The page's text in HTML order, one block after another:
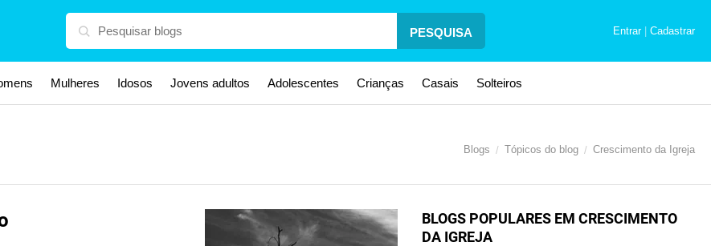
PESQUISA Entrar | Cadastrar
Mulheres Idosos Jovens adultos Adolescentes Crianças Casais Solteiros
Blogs Tópicos do blog Crescimento da Igreja
BLOGS POPULARES EM CRESCIMENTO
DA IGREJA